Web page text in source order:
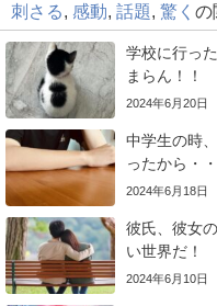
刺さる 感動 話題 驚く の
学校に行っ
まらん！！
2024年6月20日
中学生の時
ったから・・
2024年6月18日
彼氏、彼女
い世界だ！
2024年6月10日